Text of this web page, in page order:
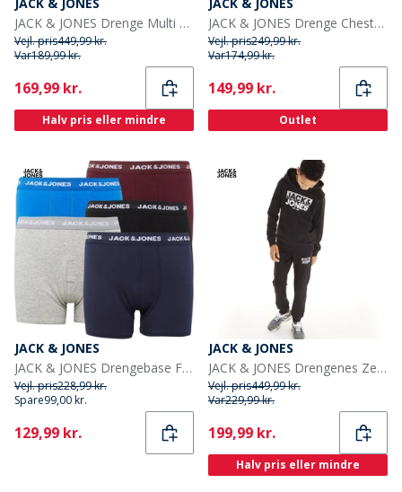
JACK & JONES Drenge Multi Træningstøj Sort
Vejl. pris449,99 kr.
Var189,99 kr.
Current
169,99 kr.
Halv pris eller mindre
JACK & JONES Drenge Chester T-shirt Og Shorts Sæt Navy Blazer/Hvid
Vejl. pris249,99 kr.
Var174,99 kr.
Current
149,99 kr.
Outlet
JACK & JONES
JACK & JONES Drengebase Fem-pak Underbukser Multi
Vejl. pris228,99 kr.
Spare99,00 kr.
Current
129,99 kr.
JACK & JONES
JACK & JONES Drengenes Zero Træningsdragt sort
Vejl. pris449,99 kr.
Var229,99 kr.
Current
199,99 kr.
Halv pris eller mindre